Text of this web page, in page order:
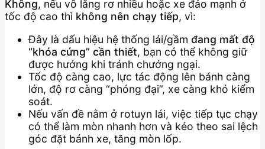
Không, nếu vô lăng rơ nhiều hoặc xe đảo mạnh ở
tốc độ cao thì không nên chạy tiếp, vì:
Đây là dấu hiệu hệ thống lái/gầm đang mất độ
“khóa cứng” cần thiết, bạn có thể không giữ
được hướng khi tránh chướng ngại.
Tốc độ càng cao, lực tác động lên bánh càng
lớn, độ rơ càng “phóng đại”, xe càng khó kiểm
soát.
Nếu vấn đề nằm ở rotuyn lái, việc tiếp tục chạy
có thể làm mòn nhanh hơn và kéo theo sai lệch
góc đặt bánh xe, tăng mòn lốp.